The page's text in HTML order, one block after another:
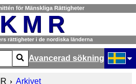
characters for results.
Avancerad sökning
Arkivet